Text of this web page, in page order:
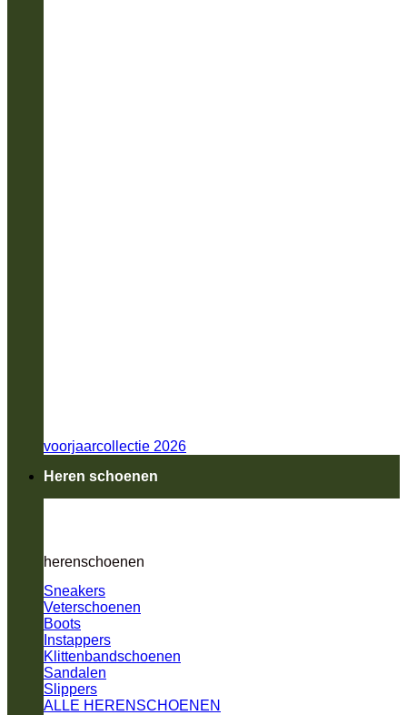
voorjaarcollectie 2026
Heren schoenen
herenschoenen
Sneakers
Veterschoenen
Boots
Instappers
Klittenbandschoenen
Sandalen
Slippers
ALLE HERENSCHOENEN